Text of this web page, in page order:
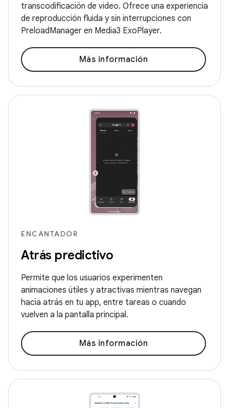
transcodificación de video. Ofrece una experiencia
de reproducción fluida y sin interrupciones con
PreloadManager en Media3 ExoPlayer.
Más información
ENCANTADOR
Atrás predictivo
Permite que los usuarios experimenten
animaciones útiles y atractivas mientras navegan
hacia atrás en tu app, entre tareas o cuando
vuelven a la pantalla principal.
Más información